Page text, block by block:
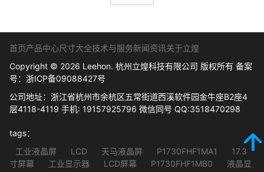
首页产品中心尺寸大全技术与服务新闻资讯关于立煌
Copyright © 2026 Leehon. 杭州立煌科技有限公司 版权所有 备案
号： 浙ICP备09088427号
公司地址：浙江省杭州市余杭区五常街道西溪软件园金牛座B2座4
层4118-4119 手机: 19157925796 微信同号 QQ:3518470298
tags：
工业液晶屏
LCD 天马液晶屏 P1730FHF1MA1
17.3
寸屏幕
工业显示器 LCD屏幕 P1730FHF1MB0
液晶显